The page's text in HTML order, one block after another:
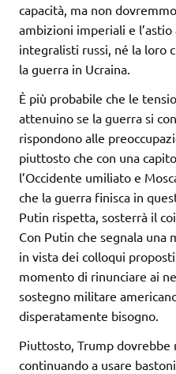
capacità, ma non
ambizioni imperiali e
integralisti russi, né la loro
la guerra in Ucraina.
È più probabile che le
attenuino se la guerra si
rispondono alle
piuttosto che con una
l’Occidente umiliato e
che la guerra finisca in
Putin rispetta, sosterrà il
Con Putin che segnala una
in vista dei colloqui
momento di rinunciare ai
sostegno militare
disperatamente bisogno.
Piuttosto, Trump dovrebbe
continuando a usare